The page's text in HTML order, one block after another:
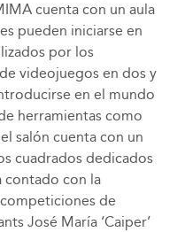
cuenta con un aula
pueden iniciarse en
por los
videojuegos en dos y
en el mundo
herramientas como
salón cuenta con un
cuadrados dedicados
contado con la
de
José María ‘Caiper’